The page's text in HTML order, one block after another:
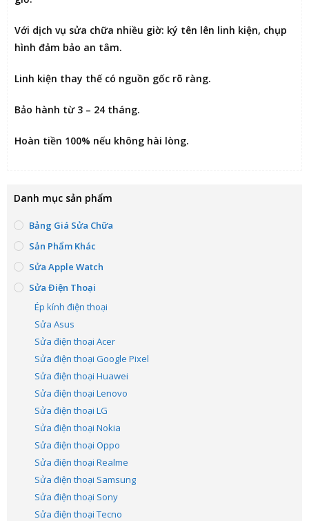
Với dịch vụ sửa chữa nhiều giờ: ký tên lên linh kiện, chụp
hình đảm bảo an tâm.
Linh kiện thay thế có nguồn gốc rõ ràng.
Bảo hành từ 3 – 24 tháng.
Hoàn tiền 100% nếu không hài lòng.
Danh mục sản phẩm
Bảng Giá Sửa Chữa
Sản Phẩm Khác
Sửa Apple Watch
Sửa Điện Thoại
Ép kính điện thoại
Sửa Asus
Sửa điện thoại Acer
Sửa điện thoại Google Pixel
Sửa điện thoại Huawei
Sửa điện thoại Lenovo
Sửa điện thoại LG
Sửa điện thoại Nokia
Sửa điện thoại Oppo
Sửa điện thoại Realme
Sửa điện thoại Samsung
Sửa điện thoại Sony
Sửa điện thoại Tecno